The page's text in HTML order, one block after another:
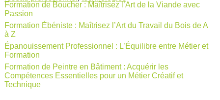
Formation de Boucher : Maîtrisez l’Art de la Viande avec
Passion
Formation Ébéniste : Maîtrisez l’Art du Travail du Bois de A
à Z
Épanouissement Professionnel : L’Équilibre entre Métier et
Formation
Formation de Peintre en Bâtiment : Acquérir les
Compétences Essentielles pour un Métier Créatif et
Technique